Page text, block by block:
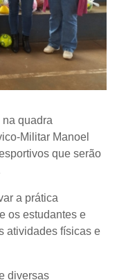
na quadra
Militar Manoel
que serão
a prática
os estudantes e
atividades físicas e
diversas